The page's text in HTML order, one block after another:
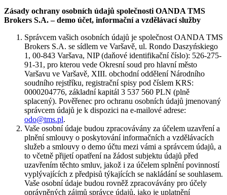
Zásady ochrany osobních údajů společnosti OANDA TMS
Brokers S.A. – demo účet, informační a vzdělávací služby
Správcem vašich osobních údajů je společnost OANDA TMS
Brokers S.A. se sídlem ve Varšavě, ul. Rondo Daszyńskiego
1, 00-843 Varšava, NIP (daňové identifikační číslo): 526-275-
91-31, pro kterou vede Okresní soud pro hlavní město
Varšavu ve Varšavě, XIII. obchodní oddělení Národního
soudního rejstříku, registrační spisy pod číslem KRS:
0000204776, základní kapitál 3 537 560 PLN (plně
splacený). Pověřenec pro ochranu osobních údajů jmenovaný
správcem údajů je k dispozici na e-mailové adrese:
odo@tms.pl.
Vaše osobní údaje budou zpracovávány za účelem uzavření a
plnění smlouvy o poskytování informačních a vzdělávacích
služeb a smlouvy o demo účtu mezi vámi a správcem údajů, a
to včetně přijetí opatření na žádost subjektu údajů před
uzavřením těchto smluv, jakož i za účelem splnění povinností
vyplývajících z předpisů týkajících se nakládání se souhlasem.
Vaše osobní údaje budou rovněž zpracovávány pro účely
oprávněných zájmů správce údajů, jako je uplatnění